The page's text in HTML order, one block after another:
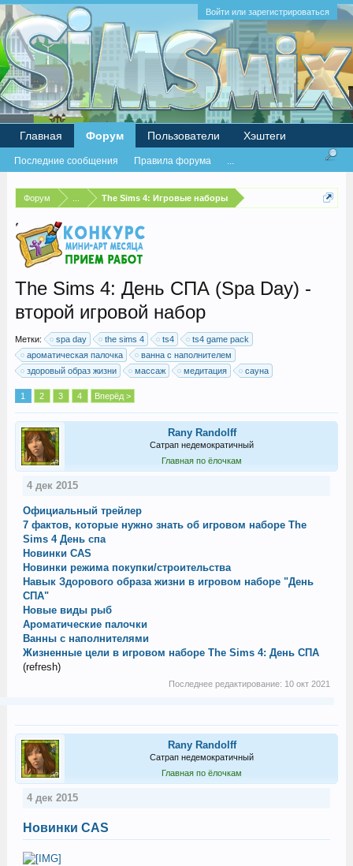
Войти или зарегистрироваться
Форум The Sims 4: Игровые наборы
The Sims 4: День СПА (Spa Day) -
второй игровой набор
Метки: spa day the sims 4 ts4
ts4 game pack
ароматическая палочка
ванна с наполнителем
здоровый образ жизни
массаж медитация сауна
1 2 3 4 Вперёд >
Rany Randolff
Сатрап недемократичный
Главная по ёлочкам
4 дек 2015
Официальный трейлер
7 фактов, которые нужно знать об игровом наборе The
Sims 4 День спа
Новинки CAS
Новинки режима покупки/строительства
Навык Здорового образа жизни в игровом наборе "День
СПА"
Новые виды рыб
Ароматические палочки
Ванны с наполнителями
Жизненные цели в игровом наборе The Sims 4: День СПА
(refresh)
Последнее редактирование: 10 окт 2021
Rany Randolff
Сатрап недемократичный
Главная по ёлочкам
4 дек 2015
Новинки CAS
Главная Форум
Последние сообщения Правила форума ...
Пользователи Хэштеги